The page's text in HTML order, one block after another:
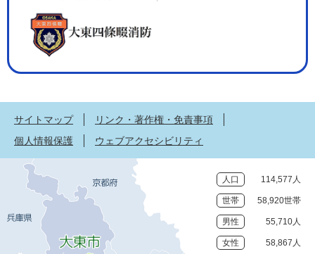
サイトマップ
リンク・著作権・免責事項
個人情報保護
ウェブアクセシビリティ
人口 114,577人
世帯 58,920世帯
男性 55,710人
女性 58,867人